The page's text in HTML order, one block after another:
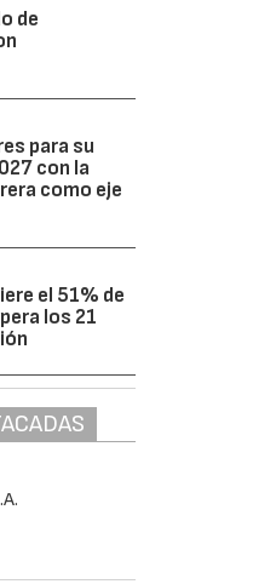
de
para su
con la
como eje
el 51% de
los 21